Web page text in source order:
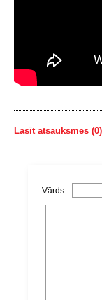
Lasīt atsauksmes (0)
Vārds: